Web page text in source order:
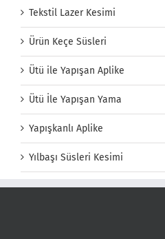
Tekstil Lazer Kesimi
Ürün Keçe Süsleri
Ütü ile Yapışan Aplike
Ütü İle Yapışan Yama
Yapışkanlı Aplike
Yılbaşı Süsleri Kesimi